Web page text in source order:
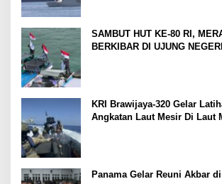
SAMBUT HUT KE-80 RI,
BERKIBAR DI UJUNG NEGERI
KRI Brawijaya-320 Gelar
Angkatan Laut Mesir Di Laut
Panama Gelar Reuni Akbar